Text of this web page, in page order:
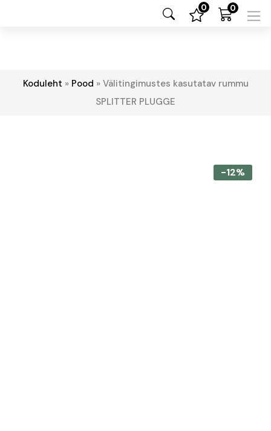
0 0
Koduleht » Pood » Välitingimustes kasutatav rummu
SPLITTER PLUGGE
-12%